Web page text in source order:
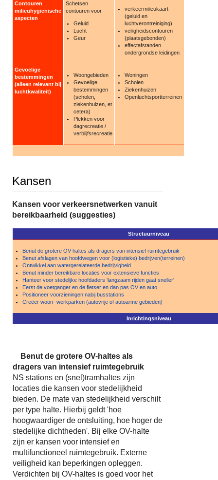
Contouren
milieuhygiënische
aspecten
Schetsen
contouren voor
Geluid
Lucht
Geur
verkeermilieukaart
(geluid en
luchtverontreiniging)
veiligheidscontouren
(plaatsgebonden)
effectafstanden
ondergrondse leidingen
Gevoelige
bestemmingen
(alleen relevant bij
luchtkwaliteit)
Woongebieden
Gevoelige
bestemmingen
(scholen,
ziekenhuizen, et
cetera)
Plekken voor
dagrecreatie /
verblijfsrecreatie
Woningen
Scholen
Ziekenhuizen
Openluchtsportterreinen
Kansen
Kansen voor verkeersnetwerken vanuit
bereikbaarheid (suggesties)
Structuurniveau
Benut de grotere OV-haltes als dragers van intensief ruimtegebruik
Benut afslagen van hoofdwegen voor (logistieke) bedrijven(terreinen)
Ontwikkel aan watergerelateerde bedrijvigheid
Benut minder bereikbare locaties voor extensieve functies
Hanteer voor stedelijke hoofdaders 'langzaam rijden gaat sneller'
Eerst de voetganger en de fietser en dan pas OV en auto
Positioneer voorzieningen nabij busstations
Creëer woon- werkparken (autovrije of autoarme gebieden)
Inrichtingsniveau
Benut de grotere OV-haltes als
dragers van intensief ruimtegebruik
NS stations en (snel)tramhaltes zijn
locaties die kansen voor stedelijkheid
bieden. De mate van stedelijkheid verschilt
per type halte. Hierbij geldt 'hoe
hoogwaardiger de ontsluiting, hoe hoger de
stedelijke dichtheden'. Bij elke OV-halte
zijn er kansen voor intensief en
multifunctioneel ruimtegebruik. Externe
veiligheid kan beperkingen opleggen.
Verdichten bij OV-haltes is goed voor het